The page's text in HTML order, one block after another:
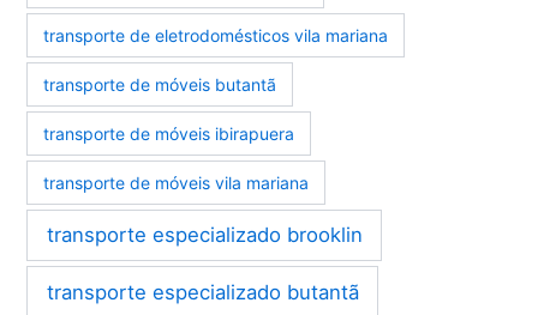
transporte de eletrodomésticos vila mariana
transporte de móveis butantã
transporte de móveis ibirapuera
transporte de móveis vila mariana
transporte especializado brooklin
transporte especializado butantã